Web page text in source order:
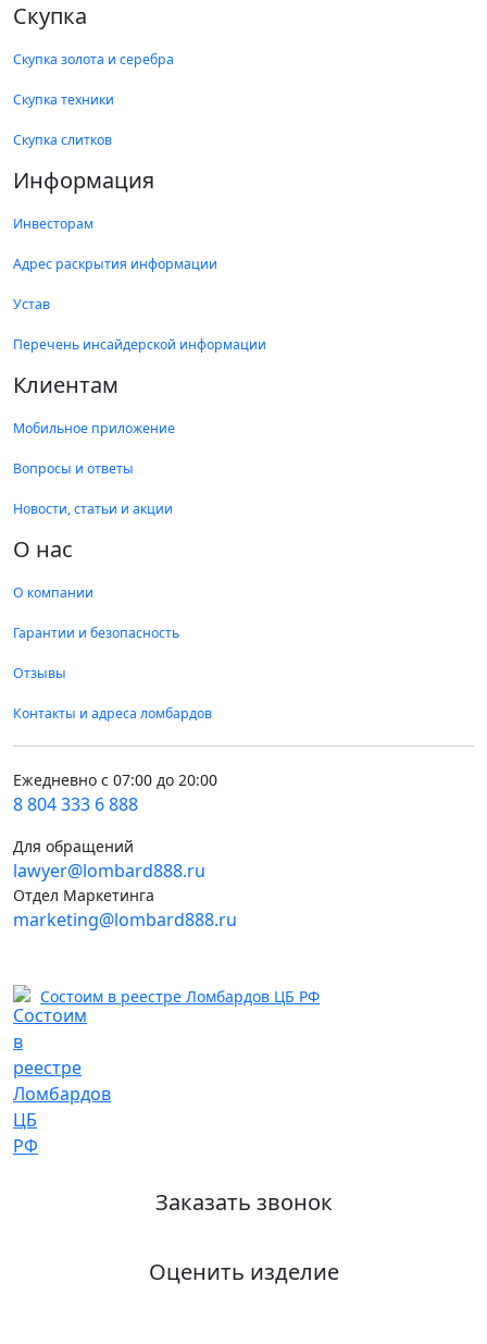
Скупка
Скупка золота и серебра
Скупка техники
Скупка слитков
Информация
Инвесторам
Адрес раскрытия информации
Устав
Перечень инсайдерской информации
Клиентам
Мобильное приложение
Вопросы и ответы
Новости, статьи и акции
О нас
О компании
Гарантии и безопасность
Отзывы
Контакты и адреса ломбардов
Ежедневно с 07:00 до 20:00
8 804 333 6 888
Для обращений
lawyer@lombard888.ru
Отдел Маркетинга
marketing@lombard888.ru
Состоим в реестре Ломбардов ЦБ РФ
Заказать звонок
Оценить изделие